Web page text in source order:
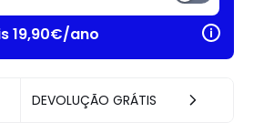
19,90€/ano
DEVOLUÇÃO GRÁTIS